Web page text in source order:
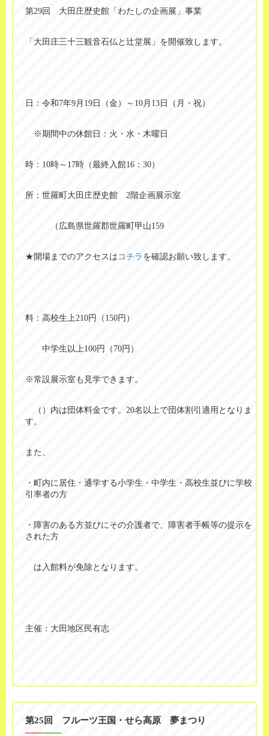
第29回 大田庄歴史館「わたしの企画展」事業
「大田庄三十三観音石仏と辻堂展」を開催致します。
日：令和7年9月19日（金）～10月13日（月・祝）
※期間中の休館日：火・水・木曜日
時：10時～17時（最終入館16：30）
所：世羅町大田庄歴史館 2階企画展示室
（広島県世羅郡世羅町甲山159
★開場までのアクセスは コチラ を確認お願い致します。
料：高校生上210円（150円）
中学生以上100円（70円）
※常設展示室も見学できます。
（）内は団体料金です。20名以上で団体割引適用となりま
す。
また、
・町内に居住・通学する小学生・中学生・高校生並びに学校
引率者の方
・障害のある方並びにその介護者で、障害者手帳等の提示を
された方
は入館料が免除となります。
主催：大田地区民有志
第25回 フルーツ王国・せら高原 夢まつり